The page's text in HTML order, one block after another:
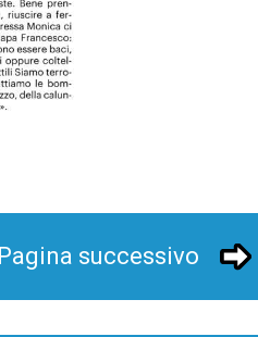
Pagina successivo